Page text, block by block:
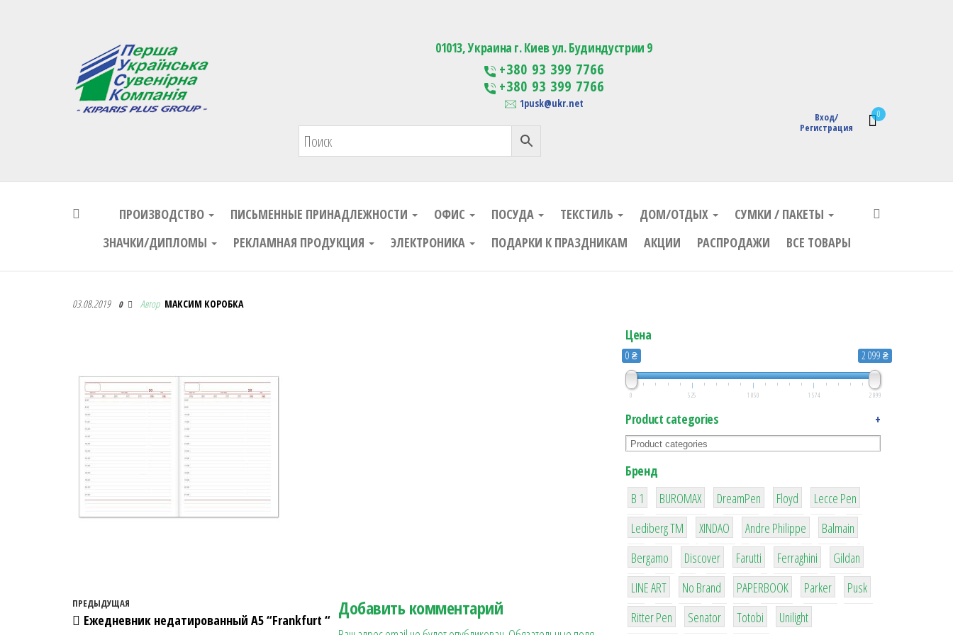
Первая Украинская Сувенирная Компания Изготовление сувенирной продукции с логотипом
0
Вход/
Регистрация
01013, Украина г. Киев ул. Будиндустрии 9
+380 93 399 7766
+380 93 399 7766
1pusk@ukr.net
ПРОИЗВОДСТВО ПИСЬМЕННЫЕ ПРИНАДЛЕЖНОСТИ ОФИС ПОСУДА ТЕКСТИЛЬ ДОМ/ОТДЫХ
СУМКИ / ПАКЕТЫ
ЗНАЧКИ/ДИПЛОМЫ
РЕКЛАМНАЯ ПРОДУКЦИЯ ЭЛЕКТРОНИКА ПОДАРКИ К ПРАЗДНИКАМ АКЦИИ РАСПРОДАЖИ ВСЕ ТОВАРЫ
Первая Украинская Сувенирная Компания
03.08.2019 0 Автор МАКСИМ КОРОБКА
Навигация по записям
Предыдущая запись
ПРЕДЫДУЩАЯ
Ежедневник недатированный А5 “Frankfurt “
Добавить комментарий
Цена
0 ₴ 2 099 ₴
0 525 1 050 1 574 2 099
Product categories +
Бренд
B 1
1
BUROMAX
1
DreamPen
2
Floyd
2
Lecce Pen
3
Lediberg ТМ
3
XINDAO
1
Andre Philippe
4
Balmain
26
Bergamo
64
Discover
299
Farutti
4
Ferraghini
42
Gildan
4
LINE ART
90
No Brand
8
PAPERBOOK
6
Parker
2
Pusk
22
Ritter Pen
15
Senator
43
Totobi
1
Unilight